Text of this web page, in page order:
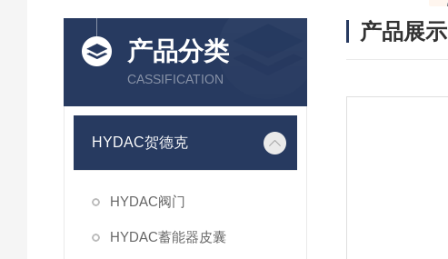
产品分类
CASSIFICATION
HYDAC贺德克
HYDAC阀门
HYDAC蓄能器皮囊
产品展示